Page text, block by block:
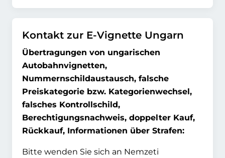
Kontakt zur E-Vignette Ungarn
Übertragungen von ungarischen
Autobahnvignetten,
Nummernschildaustausch, falsche
Preiskategorie bzw. Kategorienwechsel,
falsches Kontrollschild,
Berechtigungsnachweis, doppelter Kauf,
Rückkauf, Informationen über Strafen:
Bitte wenden Sie sich an Nemzeti